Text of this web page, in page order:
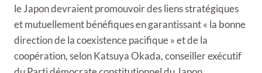
le Japon devraient promouvoir des liens stratégiques
et mutuellement bénéfiques en garantissant « la bonne
direction de la coexistence pacifique » et de la
coopération, selon Katsuya Okada, conseiller exécutif